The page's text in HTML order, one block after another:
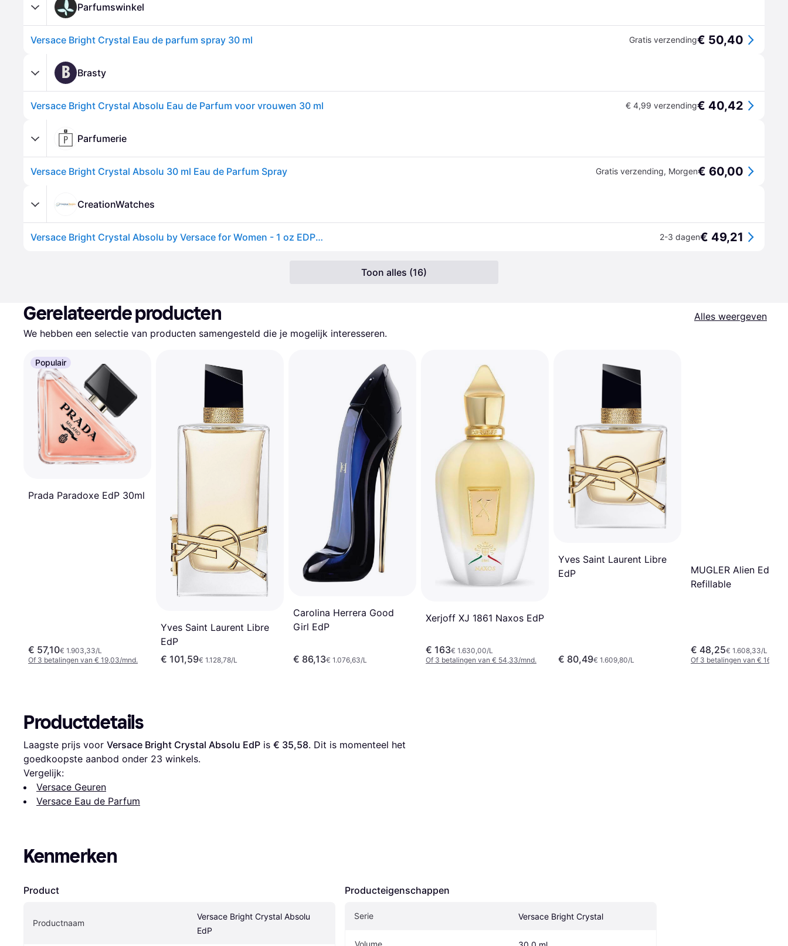
Parfumswinkel
Versace Bright Crystal Eau de parfum spray 30 ml Gratis verzending€ 50,40
B Brasty
Versace Bright Crystal Absolu Eau de Parfum voor vrouwen 30 ml € 4,99 verzending€ 40,42
Parfumerie
Versace Bright Crystal Absolu 30 ml Eau de Parfum Spray Gratis verzending, Morgen€ 60,00
CreationWatches
Versace Bright Crystal Absolu by Versace for Women - 1 oz EDP Spray 2-3 dagen€ 49,21
Toon alles (16)
Gerelateerde producten
Alles weergeven
We hebben een selectie van producten samengesteld die je mogelijk interesseren.
Populair
Prada Paradoxe EdP 30ml
€ 57,10€ 1.903,33/L
Of 3 betalingen van € 19,03/mnd.
Yves Saint Laurent Libre
EdP
€ 101,59€ 1.128,78/L
Carolina Herrera Good
Girl EdP
€ 86,13€ 1.076,63/L
Xerjoff XJ 1861 Naxos EdP
€ 163€ 1.630,00/L
Of 3 betalingen van € 54,33/mnd.
Yves Saint Laurent Libre
EdP
€ 80,49€ 1.609,80/L
MUGLER Alien EdP
Refillable
€ 48,25€ 1.608,33/L
Of 3 betalingen van € 16,08/
Productdetails
Laagste prijs voor Versace Bright Crystal Absolu EdP is € 35,58. Dit is momenteel het
goedkoopste aanbod onder 23 winkels.
Vergelijk:
Versace Geuren
Versace Eau de Parfum
Kenmerken
Product
Productnaam
Versace Bright Crystal Absolu
EdP
Producteigenschappen
Serie Versace Bright Crystal